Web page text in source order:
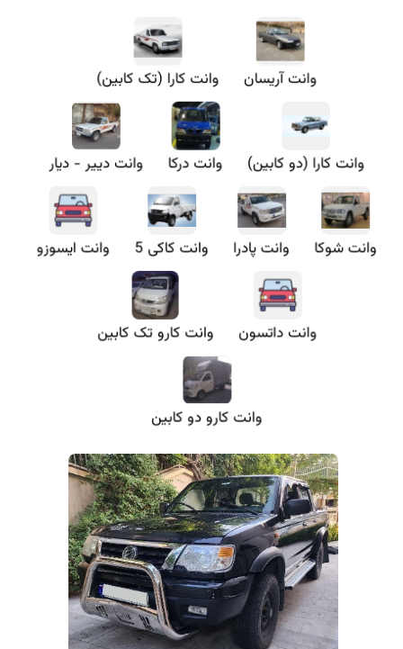
وانت آریسان وانت کارا (تک کابین)
وانت کارا (دو کابین) وانت درکا وانت دییر - دیار
وانت شوکا وانت پادرا وانت کاکی 5 وانت ایسوزو
وانت داتسون وانت کارو تک کابین
وانت کارو دو کابین